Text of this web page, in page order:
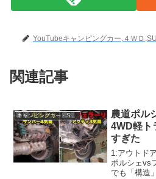
YouTubeキャンピングカー,４ＷＤ
関連記事
キャンピングカー・SUV人気車種
農道ポル
4WD軽ト
すぎた
1:アウトド
ポルシェvs
でも「構造